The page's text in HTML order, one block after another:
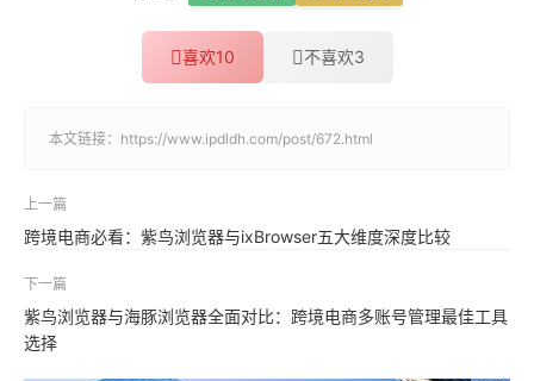
喜欢10 不喜欢3
本文链接： https://www.ipdldh.com/post/672.html
上一篇
跨境电商必看：紫鸟浏览器与ixBrowser五大维度深度比较
下一篇
紫鸟浏览器与海豚浏览器全面对比：跨境电商多账号管理最佳工具
选择